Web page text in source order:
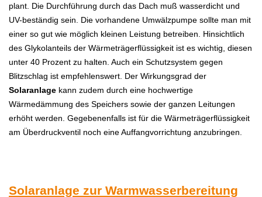
plant. Die Durchführung durch das Dach muß wasserdicht und
UV-beständig sein. Die vorhandene Umwälzpumpe sollte man mit
einer so gut wie möglich kleinen Leistung betreiben. Hinsichtlich
des Glykolanteils der Wärmeträgerflüssigkeit ist es wichtig, diesen
unter 40 Prozent zu halten. Auch ein Schutzsystem gegen
Blitzschlag ist empfehlenswert. Der Wirkungsgrad der
Solaranlage kann zudem durch eine hochwertige
Wärmedämmung des Speichers sowie der ganzen Leitungen
erhöht werden. Gegebenenfalls ist für die Wärmeträgerflüssigkeit
am Überdruckventil noch eine Auffangvorrichtung anzubringen.
Solaranlage zur Warmwasserbereitung